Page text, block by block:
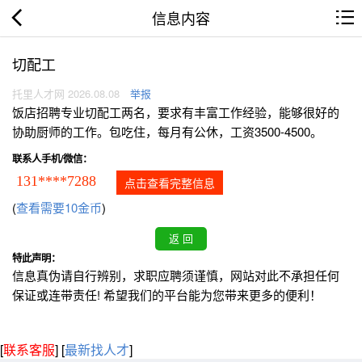
信息内容
切配工
托里人才网 2026.08.08 举报
饭店招聘专业切配工两名，要求有丰富工作经验，能够很好的
协助厨师的工作。包吃住，每月有公休，工资3500-4500。
联系人手机/微信：
131****7288 点击查看完整信息
(查看需要10金币)
特此声明：
信息真伪请自行辨别，求职应聘须谨慎，网站对此不承担任何
保证或连带责任! 希望我们的平台能为您带来更多的便利！
[联系客服] [最新找人才]